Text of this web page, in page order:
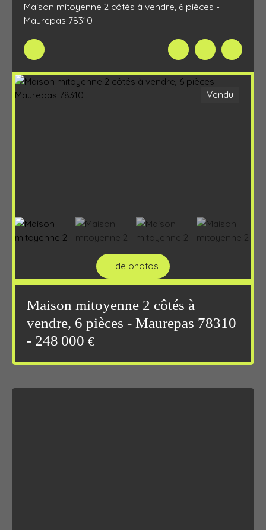
Maison mitoyenne 2 côtés à vendre, 6 pièces -
Maurepas 78310
Vendu
+ de photos
Maison mitoyenne 2 côtés à
vendre, 6 pièces - Maurepas 78310
- 248 000 €